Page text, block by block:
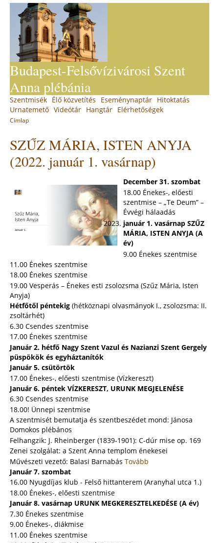
navigation
Budapest-Felsővízivárosi Szent
Anna plébánia
are
here
Címlap
to
top
SZŰZ MÁRIA, ISTEN ANYJA
(2022. január 1. vasárnap)
December 31. szombat
18.00 Énekes-, előesti
szentmise – „Te Deum” –
Évvégi hálaadás
január 1. vasárnap SZŰZ
MÁRIA, ISTEN ANYJA (A
év)
9.00 Énekes szentmise
11.00 Énekes szentmise
18.00 Énekes szentmise
19.00 Vesperás – Énekes esti zsolozsma (Szűz Mária, Isten
Anyja)
Hétfőtől péntekig (hétköznapi olvasmányok I., zsolozsma: II.
zsoltárhét)
6.30 Csendes szentmise
17.00 Énekes szentmise
Január 2. hétfő Nagy Szent Vazul és Nazianzi Szent Gergely
püspökök és egyháztanítók
Január 5. csütörtök
17.00 Énekes-, előesti szentmise (Vízkereszt)
Január 6. péntek VÍZKERESZT, URUNK MEGJELENÉSE
6.30 Csendes szentmise
18.00! Ünnepi szentmise
A szentmisét bemutatja és szentbeszédet mond: Jánosa
Domokos plébános
Felhangzik: J. Rheinberger (1839-1901): C-dúr mise op. 169
Zenei szolgálat: a Szent Anna templom énekesei
Művészeti vezető: Balasi Barnabás Tovább
Január 7. szombat
16.00 Nyugdíjas klub - Felső hittanterem (Aranyhal utca 1.)
18.00 Énekes-, előesti szentmise
Január 8. vasárnap URUNK MEGKERESZTELKEDÉSE (A év)
7.30 Énekes szentmise
9.00 Énekes-, diákmise
11.00 Énekes szentmise
Back
to
top
Main
menu
Szentmisék Élő közvetítés Eseménynaptár Hitoktatás
Urnatemető Videótár Hangtár Elérhetőségek